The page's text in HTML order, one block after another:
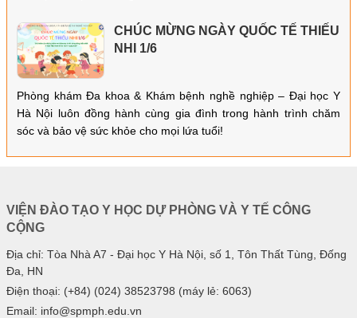
CHÚC MỪNG NGÀY QUỐC TẾ THIẾU
NHI 1/6
Phòng khám Đa khoa & Khám bệnh nghề nghiệp – Đại học Y
Hà Nội luôn đồng hành cùng gia đình trong hành trình chăm
sóc và bảo vệ sức khỏe cho mọi lứa tuổi!
VIỆN ĐÀO TẠO Y HỌC DỰ PHÒNG VÀ Y TẾ CÔNG
CỘNG
Địa chỉ: Tòa Nhà A7 - Đại học Y Hà Nội, số 1, Tôn Thất Tùng, Đống
Đa, HN
Điện thoại: (+84) (024) 38523798 (máy lẻ: 6063)
Email: info@spmph.edu.vn